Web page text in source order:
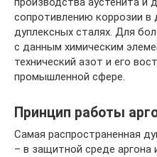
сопротивлению коррозии в
дуплексных сталях. Для
с данным химическим
технический азот и его
промышленной сфере.
Принцип работы
Самая распространенная
– в защитной среде аргона